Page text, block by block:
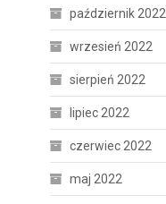
październik 2022
wrzesień 2022
sierpień 2022
lipiec 2022
czerwiec 2022
maj 2022